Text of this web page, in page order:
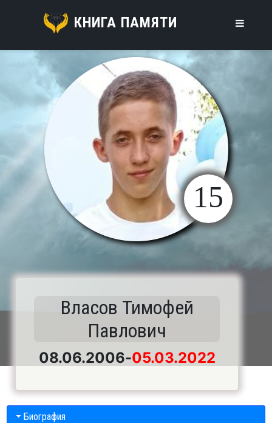
КНИГА ПАМЯТИ
15
Власов Тимофей
Павлович
08.06.2006-05.03.2022
Биография